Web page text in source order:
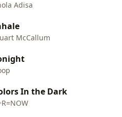
Adisa
McCallum
In the Dark